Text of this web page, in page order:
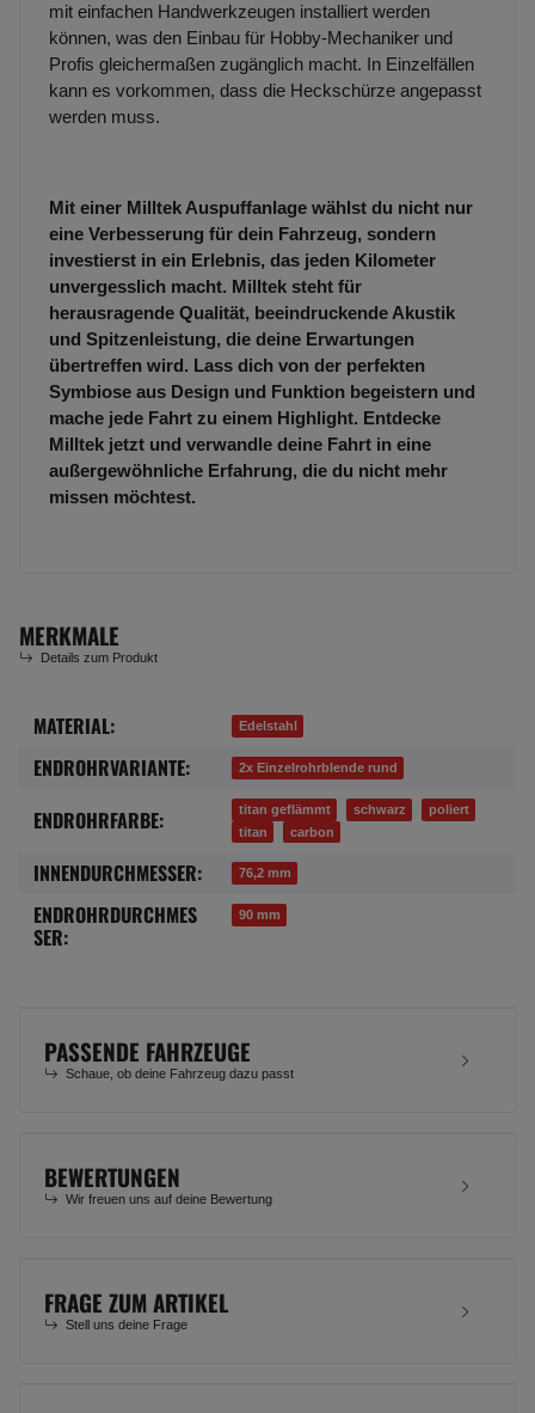
mit einfachen Handwerkzeugen installiert werden
können, was den Einbau für Hobby-Mechaniker und
Profis gleichermaßen zugänglich macht. In Einzelfällen
kann es vorkommen, dass die Heckschürze angepasst
werden muss.
Mit einer Milltek Auspuffanlage wählst du nicht nur
eine Verbesserung für dein Fahrzeug, sondern
investierst in ein Erlebnis, das jeden Kilometer
unvergesslich macht. Milltek steht für
herausragende Qualität, beeindruckende Akustik
und Spitzenleistung, die deine Erwartungen
übertreffen wird. Lass dich von der perfekten
Symbiose aus Design und Funktion begeistern und
mache jede Fahrt zu einem Highlight. Entdecke
Milltek jetzt und verwandle deine Fahrt in eine
außergewöhnliche Erfahrung, die du nicht mehr
missen möchtest.
MERKMALE
Details zum Produkt
Produkteigenschaft
Wert
MATERIAL: Edelstahl
ENDROHRVARIANTE: 2x Einzelrohrblende rund
ENDROHRFARBE: titan geflämmt schwarz
poliert
titan
carbon
INNENDURCHMESSER: 76,2 mm
ENDROHRDURCHMES
SER:
90 mm
PASSENDE FAHRZEUGE
Schaue, ob deine Fahrzeug dazu passt
BEWERTUNGEN
Wir freuen uns auf deine Bewertung
FRAGE ZUM ARTIKEL
Stell uns deine Frage